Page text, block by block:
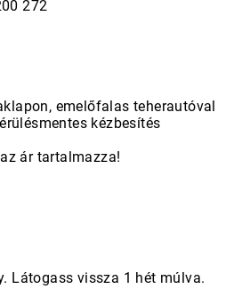
272
emelőfalas teherautóval
kézbesítés
ár tartalmazza!
Látogass vissza 1 hét múlva.